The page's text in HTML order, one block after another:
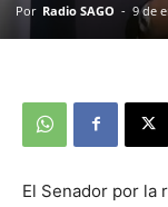
Por Radio SAGO - 9 de
El Senador por la